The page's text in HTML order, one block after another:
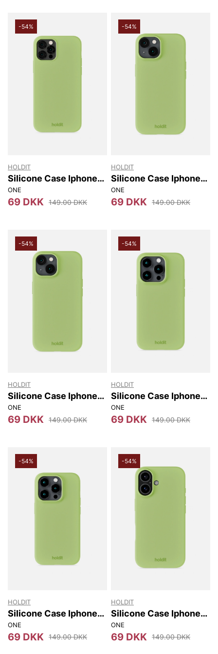
-54%
HOLDIT
Silicone Case Iphone
12/12 Pro
ONE
69 DKK 149.00 DKK
-54%
HOLDIT
Silicone Case Iphone
14/13
ONE
69 DKK 149.00 DKK
-54%
HOLDIT
Silicone Case Iphone
15
ONE
69 DKK 149.00 DKK
-54%
HOLDIT
Silicone Case Iphone
15 Pro
ONE
69 DKK 149.00 DKK
-54%
HOLDIT
Silicone Case Iphone
15 Pro Max
ONE
69 DKK 149.00 DKK
-54%
HOLDIT
Silicone Case Iphone
16
ONE
69 DKK 149.00 DKK